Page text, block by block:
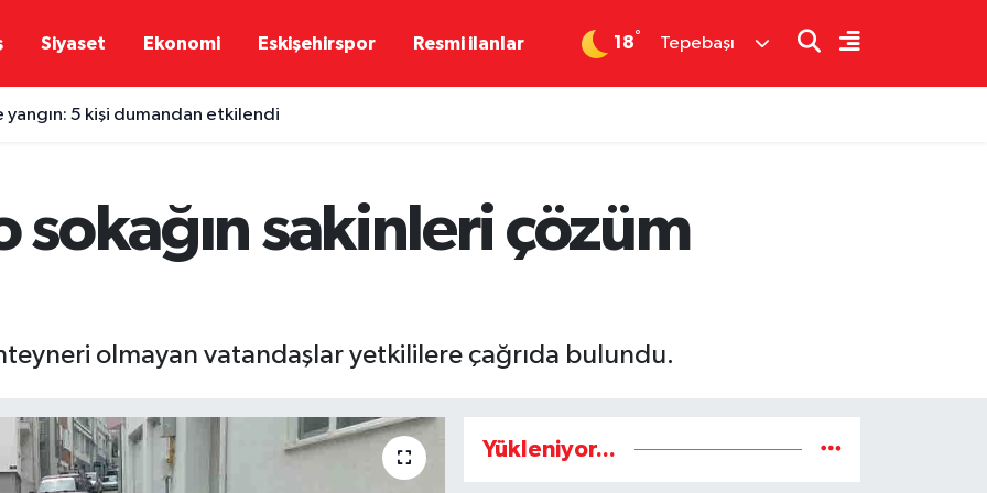
Siyaset Ekonomi Eskişehirspor Resmi ilanlar 18° Tepebaşı
yangın: 5 kişi dumandan etkilendi
sokağın sakinleri çözüm
olmayan vatandaşlar yetkililere çağrıda bulundu.
Yükleniyor...